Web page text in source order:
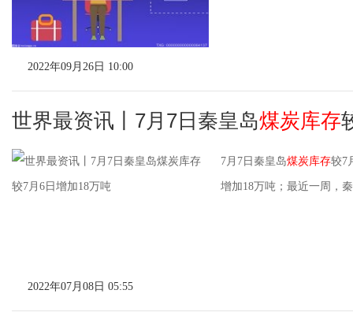
2022年09月26日 10:00
世界最资讯丨7月7日秦皇岛煤炭库存
7月7日秦皇岛煤炭库存较7
增加18万吨；最近一周，
2022年07月08日 05:55